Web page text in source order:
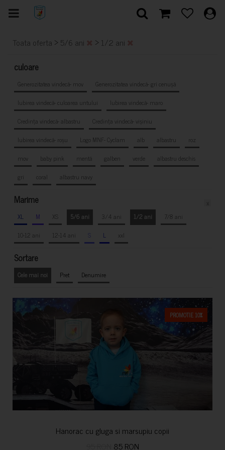
Toata oferta > 5/6 ani > 1/2 ani
culoare
Generozitatea vindecă- mov
Generozitatea vindecă- gri cenușă
Iubirea vindecă- culoarea untului
Iubirea vindecă- maro
Credința vindecă- albastru
Credința vindecă- vișiniu
Iubirea vindecă- roșu
Logo MNF- Cyclam alb albastru
roz
mov
baby pink mentă galben verde
albastru deschis
gri
coral albastru navy
Marime
XL M XS 5/6 ani 3/4 ani 1/2 ani
7/8 ani
10-12 ani
12-14 ani S L xxl
Sortare
Cele mai noi Pret Denumire
PROMOTIE 10%
Hanorac cu gluga si marsupiu copii
85 RON